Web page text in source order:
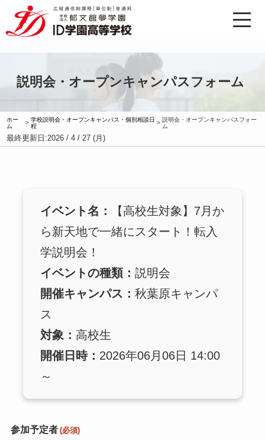
説明会・オープンキャンパスフォーム
ホー
ム
> 学校説明会・オープンキャンパス・個別相談日
程
>説明会・オープンキャンパスフォー
ム
最終更新日:2026 / 4 / 27 (月)
イベント名：
【高校生対象】7月か
ら新天地で一緒にスタート！転入
学説明会！
イベントの種類：説明会
開催キャンパス：秋葉原キャンパ
ス
対象： 高校生
開催日時： 2026年06月06日 14:00
～
参加予定者 (必須)